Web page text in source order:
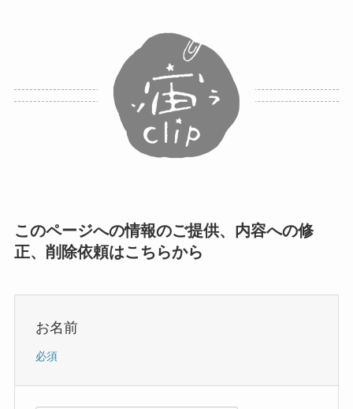
このページへの情報のご提供、内容への修
正、削除依頼はこちらから
お名前
必須